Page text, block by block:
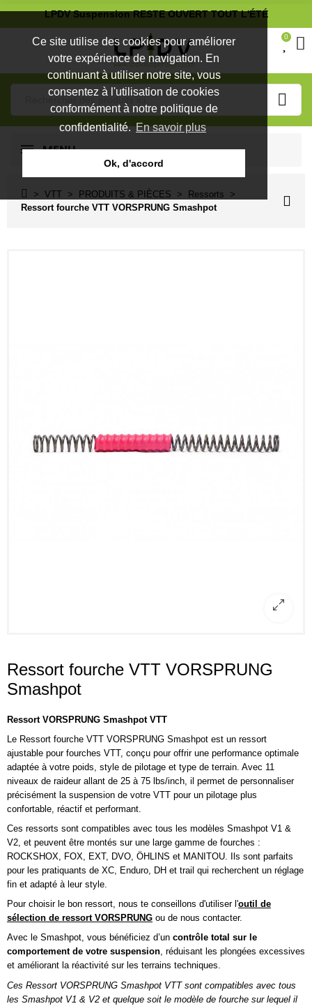
Ce site utilise des cookies pour améliorer
votre expérience de navigation. En
continuant à utiliser notre site, vous
consentez à l'utilisation de cookies
conformément à notre politique de
confidentialité.En savoir plus
Ok, d'accord
LPDV Suspension RESTE OUVERT TOUT L'ÉTÉ
0
MENU
VTT PRODUITS & PIÈCES
Ressorts
Ressort fourche VTT VORSPRUNG Smashpot
Ressort fourche VTT VORSPRUNG
Smashpot
Ressort VORSPRUNG Smashpot VTT
Le Ressort fourche VTT VORSPRUNG Smashpot est un ressort
ajustable pour fourches VTT, conçu pour offrir une performance optimale
adaptée à votre poids, style de pilotage et type de terrain. Avec 11
niveaux de raideur allant de 25 à 75 lbs/inch, il permet de personnaliser
précisément la suspension de votre VTT pour un pilotage plus
confortable, réactif et performant.
Ces ressorts sont compatibles avec tous les modèles Smashpot V1 &
V2, et peuvent être montés sur une large gamme de fourches :
ROCKSHOX, FOX, EXT, DVO, ÖHLINS et MANITOU. Ils sont parfaits
pour les pratiquants de XC, Enduro, DH et trail qui recherchent un réglage
fin et adapté à leur style.
Pour choisir le bon ressort, nous te conseillons d'utiliser l'outil de
sélection de ressort VORSPRUNG ou de nous contacter.
Avec le Smashpot, vous bénéficiez d’un contrôle total sur le
comportement de votre suspension, réduisant les plongées excessives
et améliorant la réactivité sur les terrains techniques.
Ces Ressort VORSPRUNG Smashpot VTT sont compatibles avec tous
les Smashpot V1 & V2 et quelque soit le modèle de fourche sur lequel il